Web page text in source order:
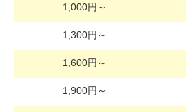
1,000円～
1,300円～
1,600円～
1,900円～